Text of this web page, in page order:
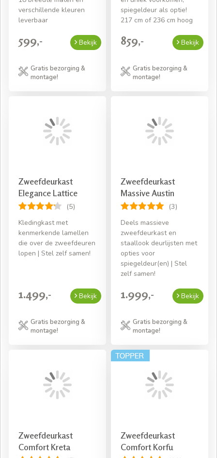
verschillende kleuren
leverbaar
599,- Bekijk
Gratis bezorging &
montage!
spiegeldeur als optie!
217 cm of 236 cm hoog
859,- Bekijk
Gratis bezorging &
montage!
Zweefdeurkast
Elegance Lattice
(5)
Kledingkast met
kenmerkende lamellen
die over de zweefdeuren
lopen | Stel zelf samen!
1.499,- Bekijk
Gratis bezorging &
montage!
Zweefdeurkast
Massive Austin
(3)
Deels massieve
zweefdeurkast en
staallook deurlijsten met
opties voor
spiegeldeur(en) | Stel
zelf samen!
1.999,- Bekijk
Gratis bezorging &
montage!
Zweefdeurkast
Comfort Kreta
Zweefdeurkast
Comfort Korfu